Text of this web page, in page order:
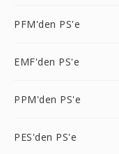
PFM'den PS'e
EMF'den PS'e
PPM'den PS'e
PES'den PS'e